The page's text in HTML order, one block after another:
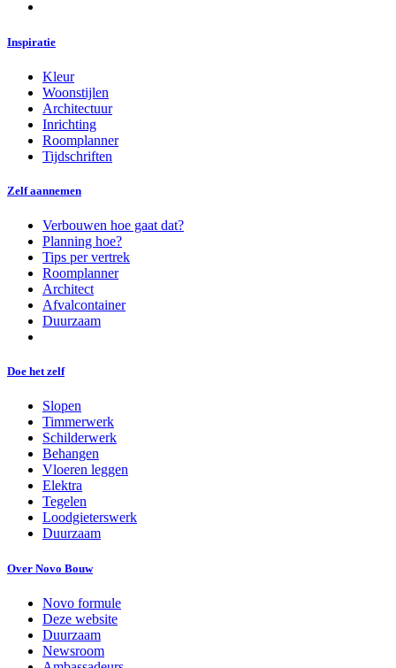
Inspiratie
Kleur
Woonstijlen
Architectuur
Inrichting
Roomplanner
Tijdschriften
Zelf aannemen
Verbouwen hoe gaat dat?
Planning hoe?
Tips per vertrek
Roomplanner
Architect
Afvalcontainer
Duurzaam
Doe het zelf
Slopen
Timmerwerk
Schilderwerk
Behangen
Vloeren leggen
Elektra
Tegelen
Loodgieterswerk
Duurzaam
Over Novo Bouw
Novo formule
Deze website
Duurzaam
Newsroom